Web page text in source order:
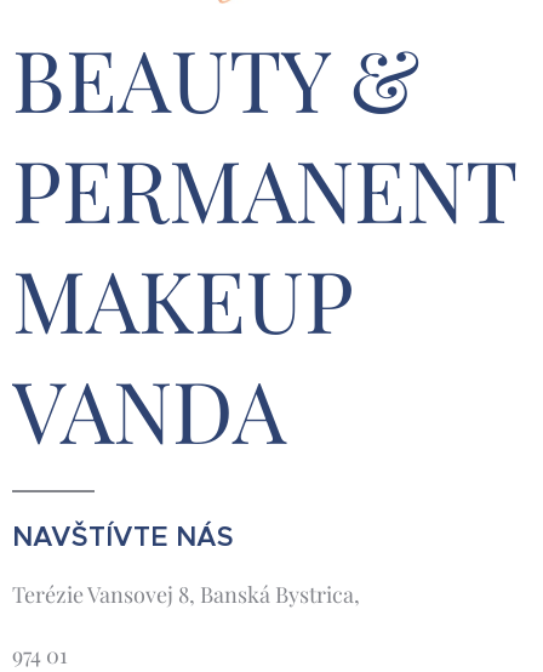
BEAUTY &
PERMANENT
MAKEUP
VANDA
NAVŠTÍVTE NÁS
Terézie Vansovej 8, Banská Bystrica,
974 01